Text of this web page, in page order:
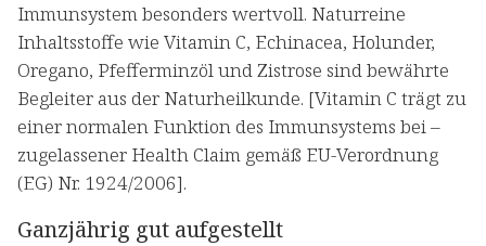
Immunsystem besonders wertvoll. Naturreine
Inhaltsstoffe wie Vitamin C, Echinacea, Holunder,
Oregano, Pfefferminzöl und Zistrose sind bewährte
Begleiter aus der Naturheilkunde. [Vitamin C trägt zu
einer normalen Funktion des Immunsystems bei –
zugelassener Health Claim gemäß EU-Verordnung
(EG) Nr. 1924/2006].
Ganzjährig gut aufgestellt